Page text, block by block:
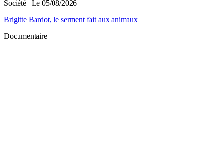
Société | Le 05/08/2026
Brigitte Bardot, le serment fait aux animaux
Documentaire